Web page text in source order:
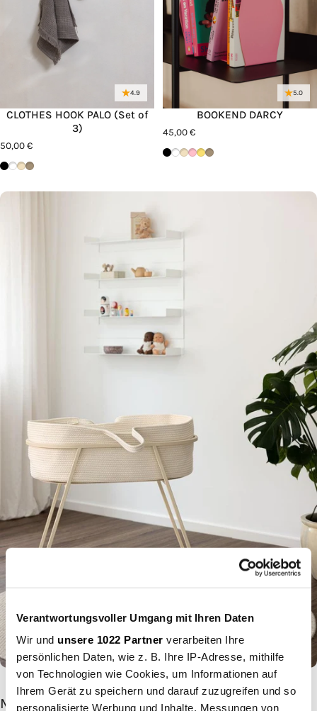
Verantwortungsvoller Umgang mit Ihren Daten
Wir und unsere 1022 Partner verarbeiten Ihre
persönlichen Daten, wie z. B. Ihre IP-Adresse, mithilfe
von Technologien wie Cookies, um Informationen auf
Ihrem Gerät zu speichern und darauf zuzugreifen und so
personalisierte Werbung und Inhalte, Messungen von
4.9
CLOTHES HOOK PALO (Set of
3)
50,00 €
Schwarz
Weiß
Cashew
Macchiato
5.0
BOOKEND DARCY
45,00 €
Schwarz
Weiß
Cashew
Pink Lemonade
Mango Lassi
Macchiato
MODERN METAL FURNITURE AS A BUNDLE OFFER